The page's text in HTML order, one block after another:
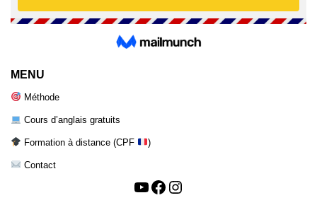
MENU
Méthode
Cours d’anglais gratuits
Formation à distance (CPF )
Contact